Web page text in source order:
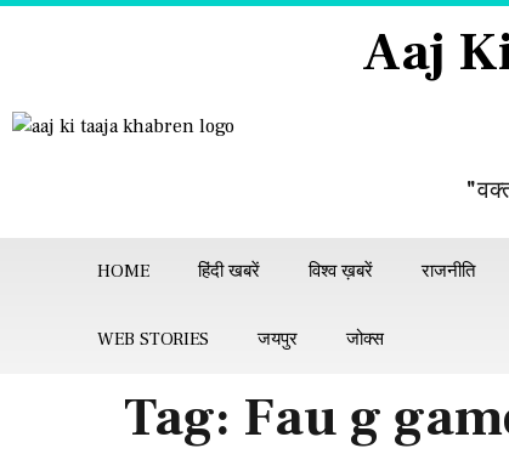
Aaj
HOME हिंदी खबरें विश्व ख़बरें राजनीति
WEB STORIES जयपुर जोक्स
Tag: Fau g